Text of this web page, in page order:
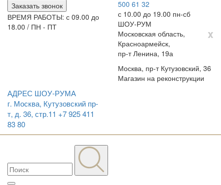
Заказать звонок
ВРЕМЯ РАБОТЫ: с 09.00 до
18.00 / ПН - ПТ
500 61 32
с 10.00 до 19.00 пн-сб
ШОУ-РУМ
x
Московская область,
Красноармейск,
пр-т Ленина, 19а
Москва, пр-т Кутузовский, 36
Магазин на реконструкции
АДРЕС ШОУ-РУМА
г. Москва, Кутузовский пр-
т, д. 36, стр.11 +7 925 411
83 80